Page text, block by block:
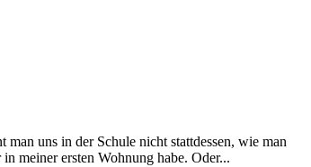
uns in der Schule nicht stattdessen, wie man
meiner ersten Wohnung habe. Oder...